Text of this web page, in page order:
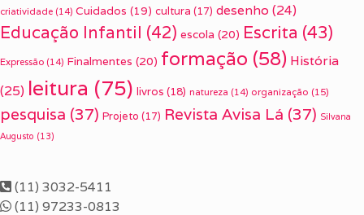
criatividade (14) Cuidados (19) cultura (17) desenho (24)
Educação Infantil (42) escola (20) Escrita (43)
Expressão (14) Finalmentes (20) formação (58) História
(25) leitura (75) livros (18) natureza (14) organização (15)
pesquisa (37) Projeto (17) Revista Avisa Lá (37) Silvana
Augusto (13)
(11) 3032-5411
(11) 97233-0813